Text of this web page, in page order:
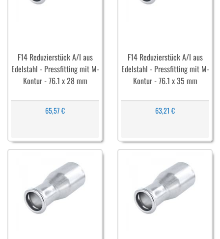
F14 Reduzierstück A/I aus
Edelstahl - Pressfitting mit M-
Kontur - 76.1 x 28 mm
65,57 €
F14 Reduzierstück A/I aus
Edelstahl - Pressfitting mit M-
Kontur - 76.1 x 35 mm
63,21 €